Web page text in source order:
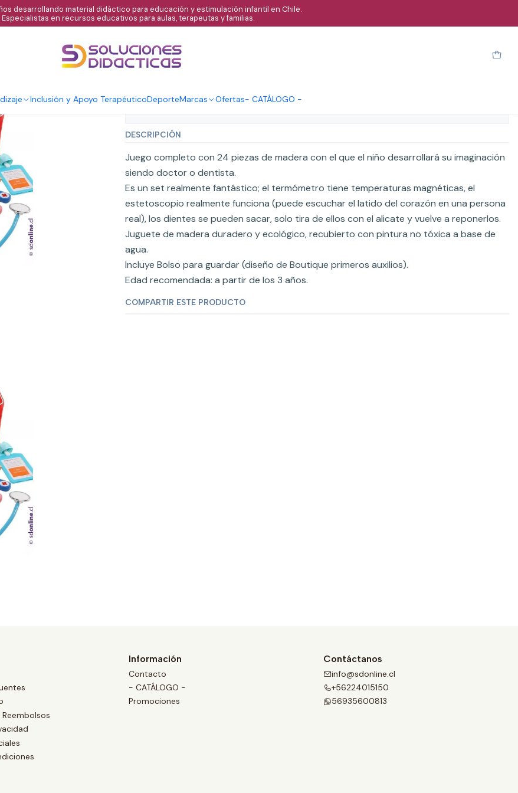
Inclusión y Apoyo TerapéuticoDeporteMarcas Ofertas- CATÁLOGO -
desarrollando material didáctico para educación y estimulación infantil en Chile.
Especialistas en recursos educativos para aulas, terapeutas y familias.
|
Set juego de roles doctor - dentista madera
DESCRIPCIÓN
Juego completo con 24 piezas de madera con el que el niño desarrollará su imaginación
siendo doctor o dentista.
Es un set realmente fantástico; el termómetro tiene temperaturas magnéticas, el
estetoscopio realmente funciona (puede escuchar el latido del corazón en una persona
real), los dientes se pueden sacar, solo tira de ellos con el alicate y vuelve a reponerlos.
Juguete de madera duradero y ecológico, recubierto con pintura no tóxica a base de
agua.
Incluye Bolso para guardar (diseño de Boutique primeros auxilios).
Edad recomendada: a partir de los 3 años.
COMPARTIR ESTE PRODUCTO
Información
Contacto
- CATÁLOGO -
Promociones
Contáctanos
info@sdonline.cl
+56224015150
56935600813